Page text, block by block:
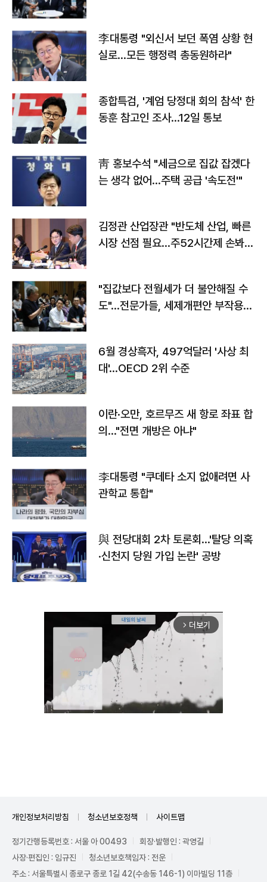
李대통령 "외신서 보던 폭염 상황 현
실로…모든 행정력 총동원하라"
종합특검, '계엄 당정대 회의 참석' 한
동훈 참고인 조사...12일 통보
靑 홍보수석 "세금으로 집값 잡겠다
는 생각 없어…주택 공급 '속도전'"
김정관 산업장관 "반도체 산업, 빠른
시장 선점 필요…주52시간제 손봐
"집값보다 전월세가 더 불안해질 수
도"…전문가들, 세제개편안 부작용
6월 경상흑자, 497억달러 '사상 최
대'…OECD 2위 수준
이란·오만, 호르무즈 새 항로 좌표 합
의…"전면 개방은 아냐"
李대통령 "쿠데타 소지 없애려면 사
관학교 통합"
與 전당대회 2차 토론회…'탈당 의혹
·신천지 당원 가입 논란' 공방
arrow_forward_ios 더보기
개인정보처리방침 청소년보호정책 사이트맵
정기간행등록번호 : 서울 아 00493
회장·발행인 : 곽영길
사장·편집인 : 임규진
청소년보호책임자 : 전운
주소 : 서울특별시 종로구 종로 1길 42(수송동 146-1) 이마빌딩 11층